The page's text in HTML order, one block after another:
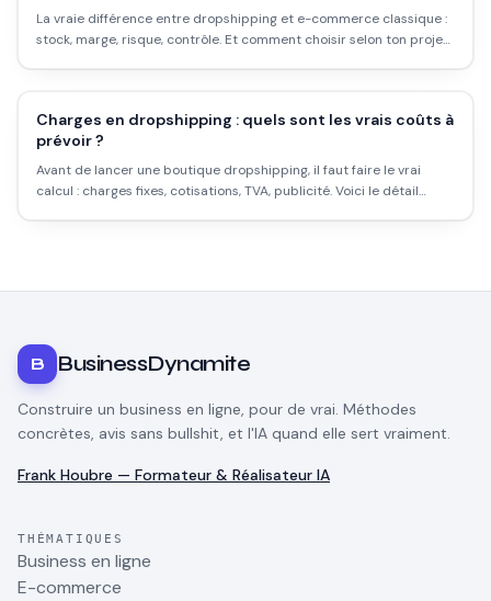
La vraie différence entre dropshipping et e-commerce classique :
stock, marge, risque, contrôle. Et comment choisir selon ton projet
Charges en dropshipping : quels sont les vrais coûts à
prévoir ?
Avant de lancer une boutique dropshipping, il faut faire le vrai
calcul : charges fixes, cotisations, TVA, publicité. Voici le détail
B BusinessDynamite
Construire un business en ligne, pour de vrai. Méthodes
concrètes, avis sans bullshit, et l'IA quand elle sert vraiment.
Frank Houbre — Formateur & Réalisateur IA
THÉMATIQUES
Business en ligne
E-commerce